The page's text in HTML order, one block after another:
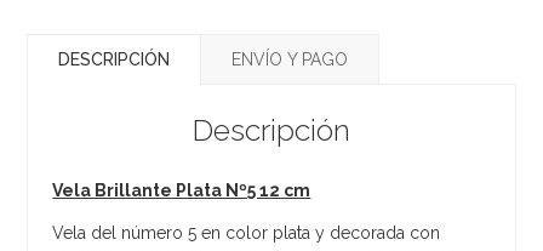
DESCRIPCIÓN ENVÍO Y PAGO
Descripción
Vela Brillante Plata Nº5 12 cm
Vela del número 5 en color plata y decorada con